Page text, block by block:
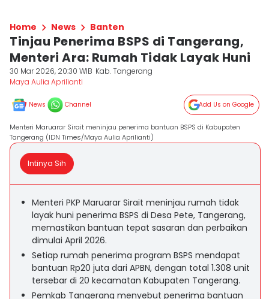
Home News Banten
Tinjau Penerima BSPS di Tangerang,
Menteri Ara: Rumah Tidak Layak Huni
30 Mar 2026, 20:30 WIB Kab. Tangerang
Maya Aulia Aprilianti
News Channel Add Us on Google
Menteri Maruarar Sirait meninjau penerima bantuan BSPS di Kabupaten
Tangerang (IDN Times/Maya Aulia Aprilianti)
Intinya Sih
Menteri PKP Maruarar Sirait meninjau rumah tidak
layak huni penerima BSPS di Desa Pete, Tangerang,
memastikan bantuan tepat sasaran dan perbaikan
dimulai April 2026.
Setiap rumah penerima program BSPS mendapat
bantuan Rp20 juta dari APBN, dengan total 1.308 unit
tersebar di 20 kecamatan Kabupaten Tangerang.
Pemkab Tangerang menyebut penerima bantuan